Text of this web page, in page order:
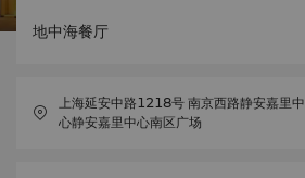
地中海餐厅
上海延安中路1218号 南京西路静安嘉里中
心静安嘉里中心南区广场